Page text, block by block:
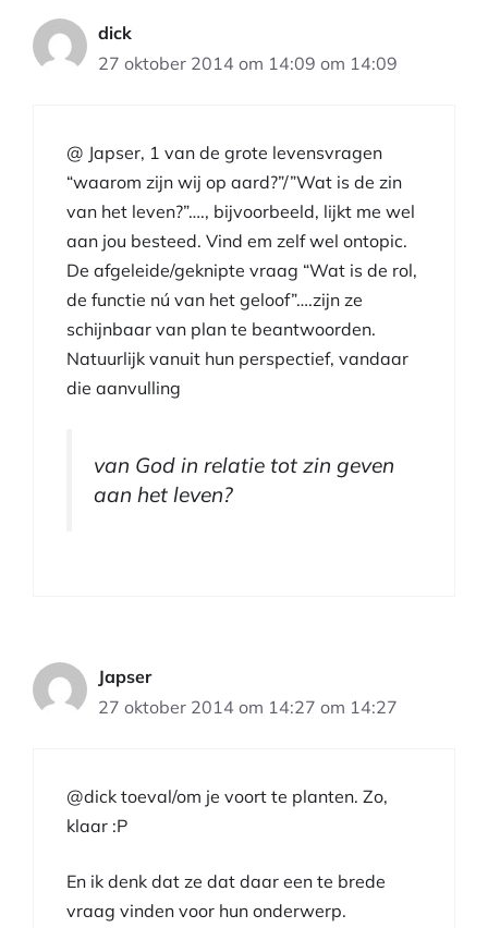
dick
27 oktober 2014 om 14:09 om 14:09
@ Japser, 1 van de grote levensvragen
“waarom zijn wij op aard?”/”Wat is de zin
van het leven?”…., bijvoorbeeld, lijkt me wel
aan jou besteed. Vind em zelf wel ontopic.
De afgeleide/geknipte vraag “Wat is de rol,
de functie nú van het geloof”….zijn ze
schijnbaar van plan te beantwoorden.
Natuurlijk vanuit hun perspectief, vandaar
die aanvulling
van God in relatie tot zin geven
aan het leven?
Japser
27 oktober 2014 om 14:27 om 14:27
@dick toeval/om je voort te planten. Zo,
klaar :P
En ik denk dat ze dat daar een te brede
vraag vinden voor hun onderwerp.